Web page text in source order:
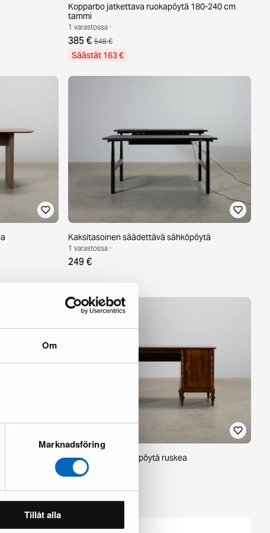
Om
Marknadsföring
Tillåt alla
Kopparbo jatkettava ruokapöytä 180-240 cm
tammi
1 varastossa ·
385 € 548 €
Säästät 163 €
Kaksitasoinen säädettävä sähköpöytä
1 varastossa ·
249 €
puu Barokkityylinen työpöytä ruskea
1 varastossa ·